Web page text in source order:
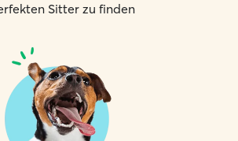
Sitter zu finden